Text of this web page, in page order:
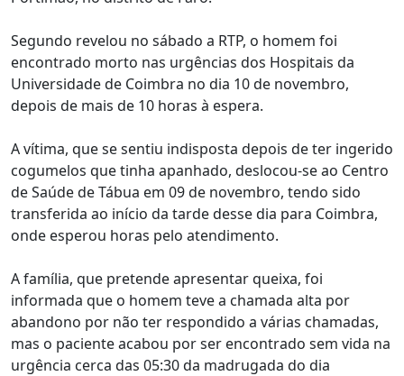
Segundo revelou no sábado a RTP, o homem foi
encontrado morto nas urgências dos Hospitais da
Universidade de Coimbra no dia 10 de novembro,
depois de mais de 10 horas à espera.
A vítima, que se sentiu indisposta depois de ter ingerido
cogumelos que tinha apanhado, deslocou-se ao Centro
de Saúde de Tábua em 09 de novembro, tendo sido
transferida ao início da tarde desse dia para Coimbra,
onde esperou horas pelo atendimento.
A família, que pretende apresentar queixa, foi
informada que o homem teve a chamada alta por
abandono por não ter respondido a várias chamadas,
mas o paciente acabou por ser encontrado sem vida na
urgência cerca das 05:30 da madrugada do dia